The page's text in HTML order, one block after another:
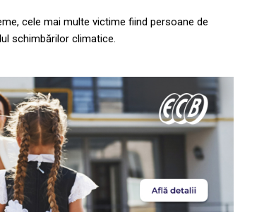
cele mai multe victime fiind persoane de
schimbărilor climatice.